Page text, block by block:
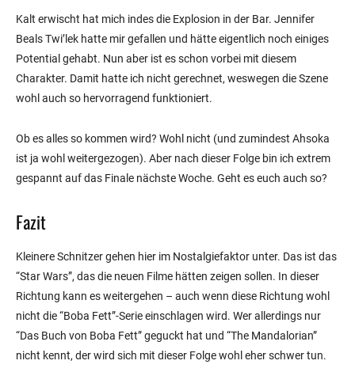
Kalt erwischt hat mich indes die Explosion in der Bar. Jennifer
Beals Twi’lek hatte mir gefallen und hätte eigentlich noch einiges
Potential gehabt. Nun aber ist es schon vorbei mit diesem
Charakter. Damit hatte ich nicht gerechnet, weswegen die Szene
wohl auch so hervorragend funktioniert.
Ob es alles so kommen wird? Wohl nicht (und zumindest Ahsoka
ist ja wohl weitergezogen). Aber nach dieser Folge bin ich extrem
gespannt auf das Finale nächste Woche. Geht es euch auch so?
Fazit
Kleinere Schnitzer gehen hier im Nostalgiefaktor unter. Das ist das
“Star Wars”, das die neuen Filme hätten zeigen sollen. In dieser
Richtung kann es weitergehen – auch wenn diese Richtung wohl
nicht die “Boba Fett”-Serie einschlagen wird. Wer allerdings nur
“Das Buch von Boba Fett” geguckt hat und “The Mandalorian”
nicht kennt, der wird sich mit dieser Folge wohl eher schwer tun.